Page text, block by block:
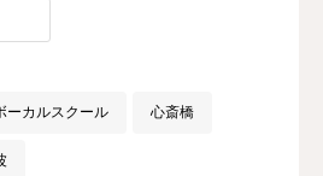
ーカルスクール 心斎橋